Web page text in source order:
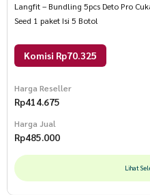
Langfit – Bundling 5pcs Deto Pro
Seed 1 paket Isi 5 Botol
Komisi Rp70.325
Harga Reseller
Rp414.675
Harga Jual
Rp485.000
Lihat